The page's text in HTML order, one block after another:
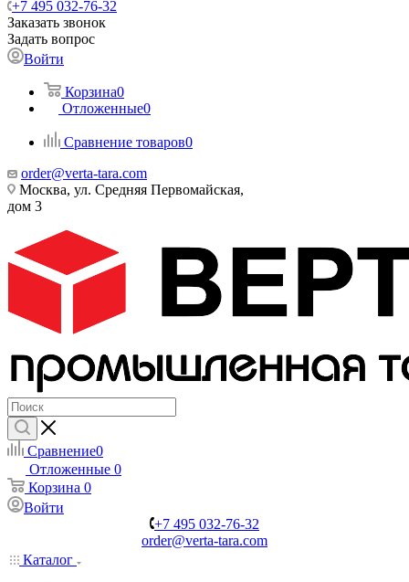
+7 495 032-76-32
Заказать звонок
Задать вопрос
Войти
Корзина0
Отложенные0
Сравнение товаров0
order@verta-tara.com
Москва, ул. Средняя Первомайская,
дом 3
Сравнение0
Отложенные 0
Корзина 0
Войти
+7 495 032-76-32
order@verta-tara.com
Каталог